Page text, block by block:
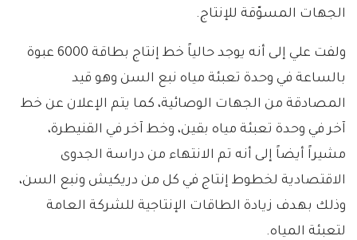
الجهات المسوّقة للإنتاج.
ولفت علي إلى أنه يوجد حالياً خط إنتاج بطاقة 6000 عبوة
بالساعة في وحدة تعبئة مياه نبع السن وهو قيد
المصادقة من الجهات الوصائية، كما يتم الإعلان عن خط
آخر في وحدة تعبئة مياه بقين، وخط آخر في القنيطرة،
مشيراً أيضاً إلى أنه تم الانتهاء من دراسة الجدوى
الاقتصادية لخطوط إنتاج في كل من دريكيش ونبع السن،
وذلك بهدف زيادة الطاقات الإنتاجية للشركة العامة
لتعبئة المياه.